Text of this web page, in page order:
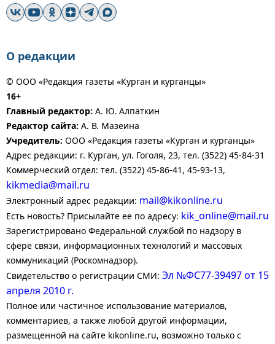
О редакции
© ООО «Редакция газеты «Курган и курганцы»
16+
Главный редактор: А. Ю. Алпаткин
Редактор сайта: А. В. Мазеина
Учредитель: ООО «Редакция газеты «Курган и курганцы»
Адрес редакции: г. Курган, ул. Гоголя, 23, тел. (3522) 45-84-31
Коммерческий отдел: тел. (3522) 45-86-41, 45-93-13,
kikmedia@mail.ru
Электронный адрес редакции: mail@kikonline.ru
Есть новость? Присылайте ее по адресу: kik_online@mail.ru
Зарегистрировано Федеральной службой по надзору в
сфере связи, информационных технологий и массовых
коммуникаций (Роскомнадзор).
Свидетельство о регистрации СМИ: Эл №ФС77-39497 от 15
апреля 2010 г.
Полное или частичное использование материалов,
комментариев, а также любой другой информации,
размещенной на сайте kikonline.ru, возможно только с